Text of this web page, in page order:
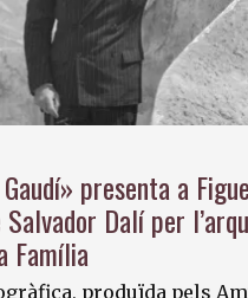
presenta a
Dalí per
Família
produïda pels